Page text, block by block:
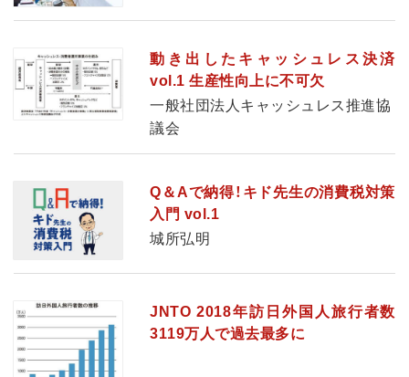
動き出したキャッシュレス決済
vol.1 生産性向上に不可欠
一般社団法人キャッシュレス推進協
議会
Q＆Aで納得！キド先生の消費税対策
入門 vol.1
城所弘明
JNTO 2018年訪日外国人旅行者数
3119万人で過去最多に